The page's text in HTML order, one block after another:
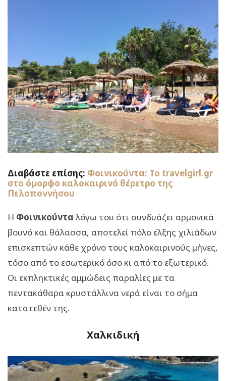
Διαβάστε επίσης: Φοινικούντα: Το travelgirl.gr
στο όμορφο καλοκαιρινό θέρετρο της
Πελοποννήσου
Η Φοινικούντα λόγω του ότι συνδυάζει αρμονικά
βουνό και θάλασσα, αποτελεί πόλο έλξης χιλιάδων
επισκεπτών κάθε χρόνο τους καλοκαιρινούς μήνες,
τόσο από το εσωτερικό όσο κι από το εξωτερικό.
Οι εκπληκτικές αμμώδεις παραλίες με τα
πεντακάθαρα κρυστάλλινα νερά είναι το σήμα
κατατεθέν της.
Χαλκιδική